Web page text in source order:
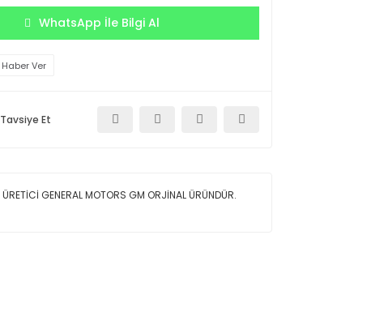
WhatsApp İle Bilgi Al
Ver
Tavsiye Et
GENERAL MOTORS GM ORJİNAL ÜRÜNDÜR.